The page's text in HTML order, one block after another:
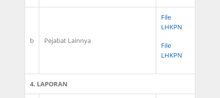
b Pejabat Lainnya
File
LHKPN
File
LHKPN
4. LAPORAN